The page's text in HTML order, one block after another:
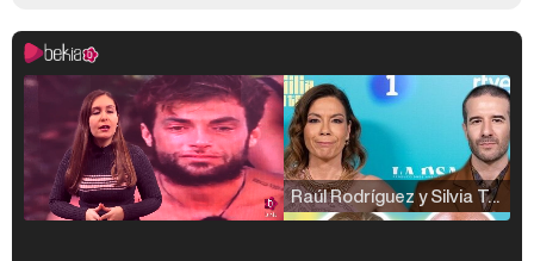
Raúl Rodríguez y Silvia Taulés nos cuentan su papel en 'La familia de la tele'